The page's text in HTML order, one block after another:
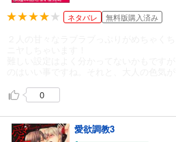
ネタバレ 無料版購入済み
0
愛欲調教3